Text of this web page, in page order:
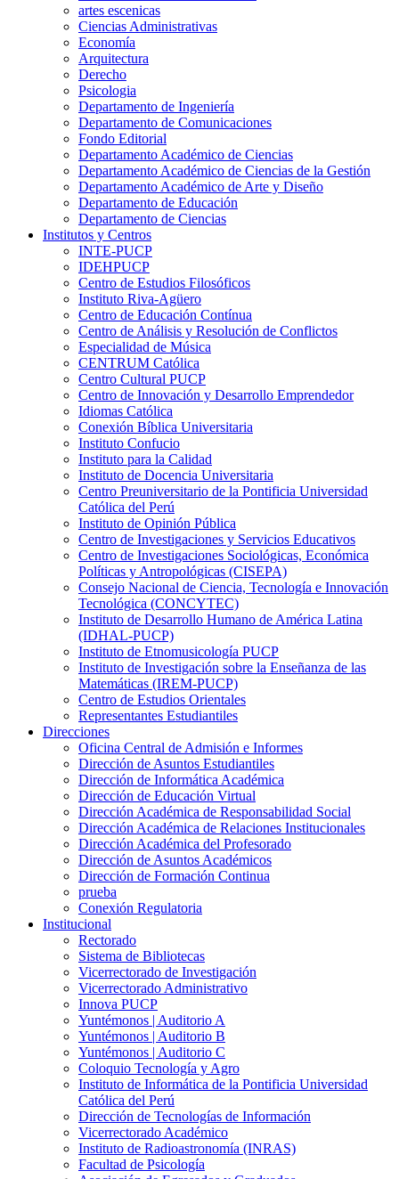
artes escenicas
Ciencias Administrativas
Economía
Arquitectura
Derecho
Psicologia
Departamento de Ingeniería
Departamento de Comunicaciones
Fondo Editorial
Departamento Académico de Ciencias
Departamento Académico de Ciencias de la Gestión
Departamento Académico de Arte y Diseño
Departamento de Educación
Departamento de Ciencias
Institutos y Centros
INTE-PUCP
IDEHPUCP
Centro de Estudios Filosóficos
Instituto Riva-Agüero
Centro de Educación Contínua
Centro de Análisis y Resolución de Conflictos
Especialidad de Música
CENTRUM Católica
Centro Cultural PUCP
Centro de Innovación y Desarrollo Emprendedor
Idiomas Católica
Conexión Bíblica Universitaria
Instituto Confucio
Instituto para la Calidad
Instituto de Docencia Universitaria
Centro Preuniversitario de la Pontificia Universidad
Católica del Perú
Instituto de Opinión Pública
Centro de Investigaciones y Servicios Educativos
Centro de Investigaciones Sociológicas, Económica
Políticas y Antropológicas (CISEPA)
Consejo Nacional de Ciencia, Tecnología e Innovación
Tecnológica (CONCYTEC)
Instituto de Desarrollo Humano de América Latina
(IDHAL-PUCP)
Instituto de Etnomusicología PUCP
Instituto de Investigación sobre la Enseñanza de las
Matemáticas (IREM-PUCP)
Centro de Estudios Orientales
Representantes Estudiantiles
Direcciones
Oficina Central de Admisión e Informes
Dirección de Asuntos Estudiantiles
Dirección de Informática Académica
Dirección de Educación Virtual
Dirección Académica de Responsabilidad Social
Dirección Académica de Relaciones Institucionales
Dirección Académica del Profesorado
Dirección de Asuntos Académicos
Dirección de Formación Continua
prueba
Conexión Regulatoria
Institucional
Rectorado
Sistema de Bibliotecas
Vicerrectorado de Investigación
Vicerrectorado Administrativo
Innova PUCP
Yuntémonos | Auditorio A
Yuntémonos | Auditorio B
Yuntémonos | Auditorio C
Coloquio Tecnología y Agro
Instituto de Informática de la Pontificia Universidad
Católica del Perú
Dirección de Tecnologías de Información
Vicerrectorado Académico
Instituto de Radioastronomía (INRAS)
Facultad de Psicología